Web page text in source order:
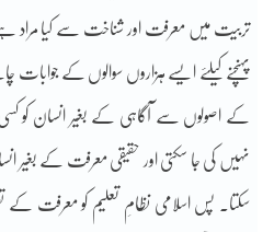
تربیت میں معرفت اور شناخت سے کیا
پہنچنے کیلئے ایسے ہزاروں سوالوں کے
کے اصولوں سے آگاہی کے بغیر انسان کو
نہیں کی جا سکتی اور حقیقی معرفت کے بغیر
سکتا۔ پس اسلامی نظامِ تعلیم کو معرفت کے